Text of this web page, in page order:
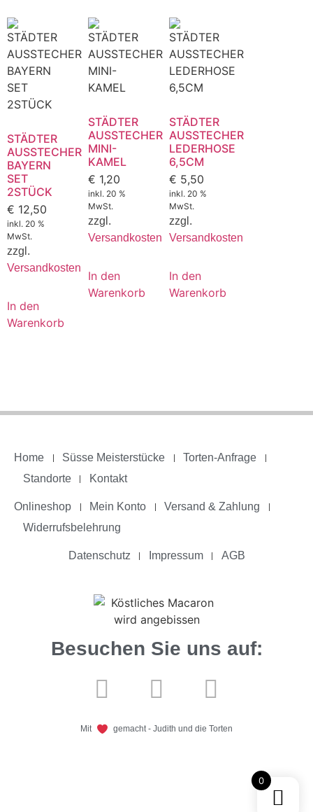
STÄDTER
AUSSTECHER
BAYERN
SET
2STÜCK
€ 12,50
inkl. 20 %
MwSt.
zzgl.
Versandkosten
In den
Warenkorb
STÄDTER
AUSSTECHER
MINI-
KAMEL
€ 1,20
inkl. 20 %
MwSt.
zzgl.
Versandkosten
In den
Warenkorb
STÄDTER
AUSSTECHER
LEDERHOSE
6,5CM
€ 5,50
inkl. 20 %
MwSt.
zzgl.
Versandkosten
In den
Warenkorb
Home Süsse Meisterstücke
Torten-Anfrage
Standorte
Kontakt
Onlineshop Mein Konto
Versand & Zahlung
Widerrufsbelehrung
Datenschutz Impressum AGB
Besuchen Sie uns auf:
Mit gemacht - Judith und die Torten
0